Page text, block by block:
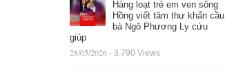
Hàng loạt trẻ em ven sông
Hồng viết tâm thư khẩn cầu
bà Ngô Phương Ly cứu
giúp
28/05/2026 - 3.790 Views